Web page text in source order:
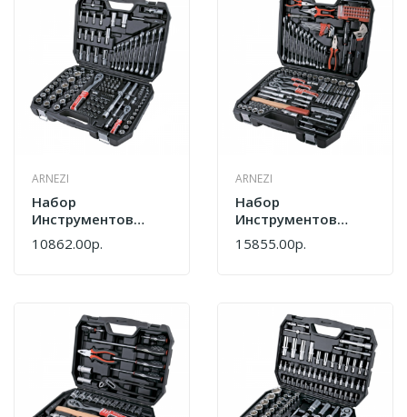
ARNEZI
Набор
Инструментов
Arnezi 103 Шт
R0900130
10862.00р.
ARNEZI
Набор
Инструментов
Arnezi 131 Шт
R0900131
15855.00р.